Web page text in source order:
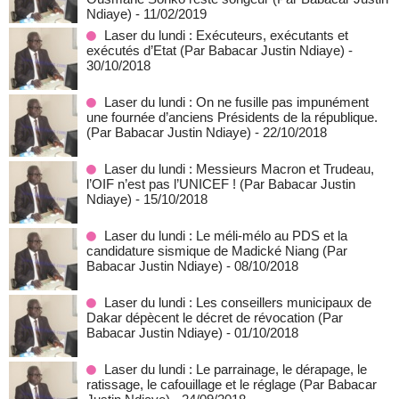
Ndiaye) - 11/02/2019
Laser du lundi : Exécuteurs, exécutants et
exécutés d’Etat (Par Babacar Justin Ndiaye) -
30/10/2018
Laser du lundi : On ne fusille pas impunément
une fournée d’anciens Présidents de la république.
(Par Babacar Justin Ndiaye) - 22/10/2018
Laser du lundi : Messieurs Macron et Trudeau,
l’OIF n’est pas l’UNICEF ! (Par Babacar Justin
Ndiaye) - 15/10/2018
Laser du lundi : Le méli-mélo au PDS et la
candidature sismique de Madické Niang (Par
Babacar Justin Ndiaye) - 08/10/2018
Laser du lundi : Les conseillers municipaux de
Dakar dépècent le décret de révocation (Par
Babacar Justin Ndiaye) - 01/10/2018
Laser du lundi : Le parrainage, le dérapage, le
ratissage, le cafouillage et le réglage (Par Babacar